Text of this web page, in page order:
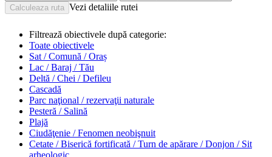
Vezi detaliile rutei
Filtrează obiectivele după categorie:
Toate obiectivele
Sat / Comună / Oraș
Lac / Baraj / Tău
Deltă / Chei / Defileu
Cascadă
Parc naţional / rezervaţii naturale
Pesteră / Salină
Plajă
Ciudăţenie / Fenomen neobişnuit
Cetate / Biserică fortificată / Turn de apărare / Donjon / Sit
arheologic